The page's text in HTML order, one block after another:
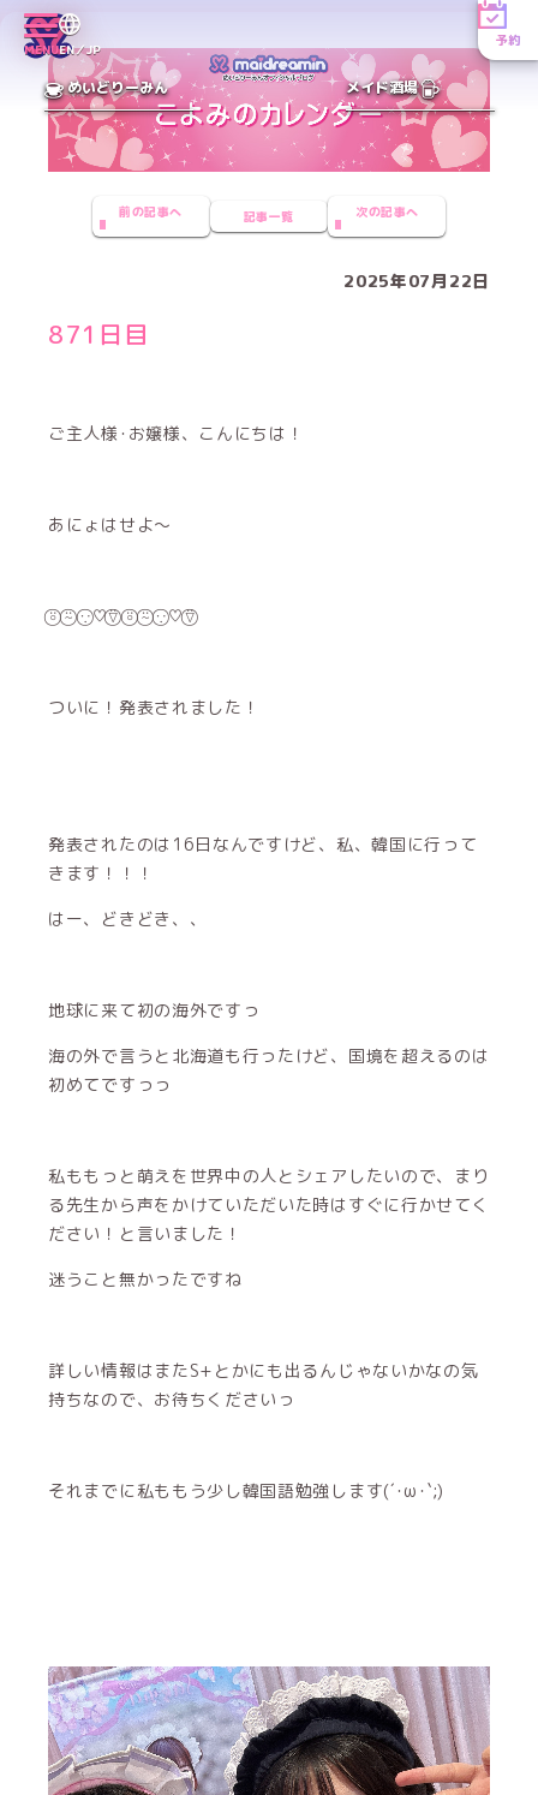
MENUEN／JP
予約
めいどりーみん メイド酒場
前の記事へ 記事一覧 次の記事へ
2025年07月22日
871日目
ご主人様･お嬢様、こんにちは！
あにょはせよ〜
⍤⃝ ⍨⃝ ∵⃝♡⍢⃝ ⍤⃝ ⍨⃝ ∵⃝♡⍢⃝
ついに！発表されました！
発表されたのは16日なんですけど、私、韓国に行って
きます！！！
はー、どきどき、、
地球に来て初の海外ですっ
海の外で言うと北海道も行ったけど、国境を超えるのは
初めてですっっ
私ももっと萌えを世界中の人とシェアしたいので、まり
る先生から声をかけていただいた時はすぐに行かせてく
ださい！と言いました！
迷うこと無かったですね
詳しい情報はまたS+とかにも出るんじゃないかなの気
持ちなので、お待ちくださいっ
それまでに私ももう少し韓国語勉強します(´･ω･`;)